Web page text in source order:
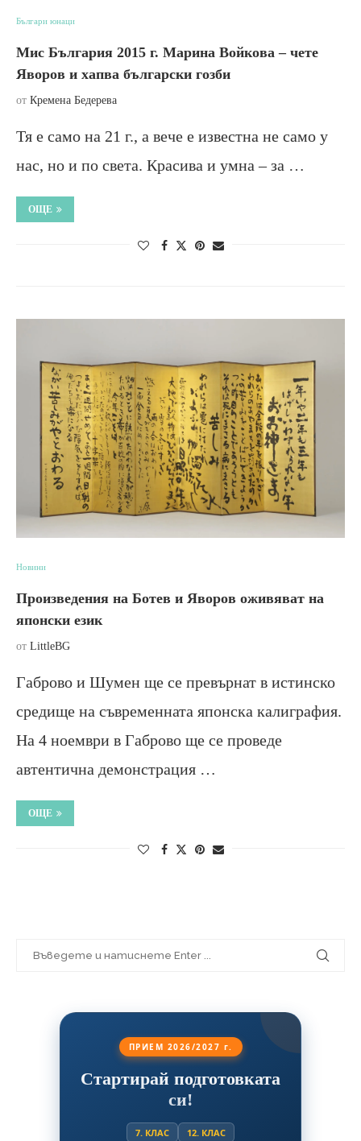
Българи юнаци
Мис България 2015 г. Марина Войкова – чете
Яворов и хапва български гозби
от Кремена Бедерева
Тя е само на 21 г., а вече е известна не само у
нас, но и по света. Красива и умна – за …
ОЩЕ
Новини
Произведения на Ботев и Яворов оживяват на
японски език
от LittleBG
Габрово и Шумен ще се превърнат в истинско
средище на съвременната японска калиграфия.
На 4 ноември в Габрово ще се проведе
автентична демонстрация …
ОЩЕ
ПРИЕМ 2026/2027 г.
Стартирай подготовката
си!
7. КЛАС 12. КЛАС